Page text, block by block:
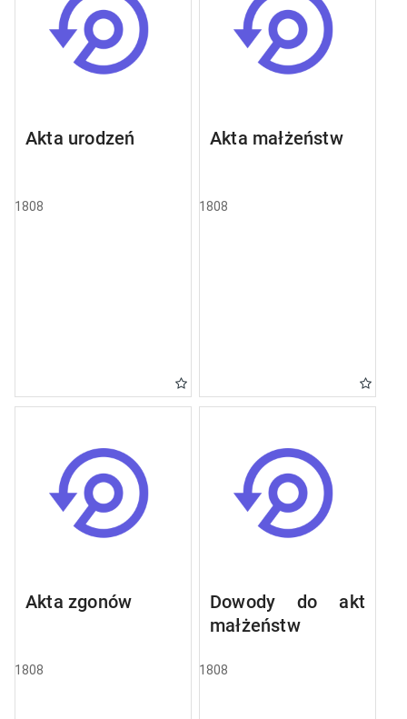
Akta urodzeń
1808
Akta małżeństw
1808
Akta zgonów
1808
Dowody do akt
małżeństw
1808